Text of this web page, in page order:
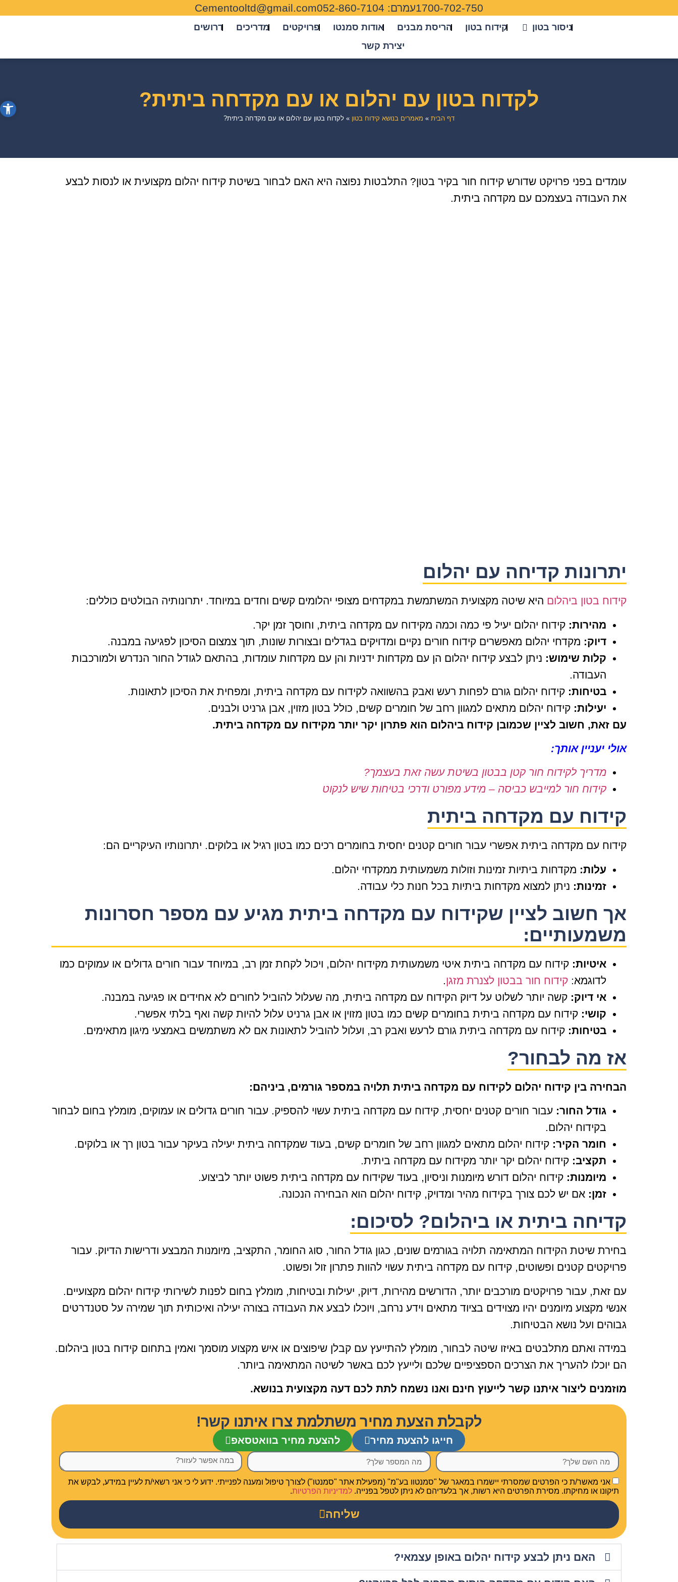
1700-702-750עמרם: 052-860-7104 Cementooltd@gmail.com
ניסור בטון קידוח בטון הריסת מבנים אודות סמנטו פרויקטים מדריכים
דרושים
יצירת קשר
לקדוח בטון עם יהלום או עם מקדחה ביתית?
דף הבית » מאמרים בנושא קידוח בטון » לקדוח בטון עם יהלום או עם מקדחה ביתית?
עומדים בפני פרויקט שדורש קידוח חור בקיר בטון? התלבטות נפוצה היא האם לבחור בשיטת קידוח יהלום מקצועית או לנסות לבצע
את העבודה בעצמכם עם מקדחה ביתית.
יתרונות קדיחה עם יהלום
קידוח בטון ביהלום היא שיטה מקצועית המשתמשת במקדחים מצופי יהלומים קשים וחדים במיוחד. יתרונותיה הבולטים כוללים:
מהירות: קידוח יהלום יעיל פי כמה וכמה מקידוח עם מקדחה ביתית, וחוסך זמן יקר.
דיוק: מקדחי יהלום מאפשרים קידוח חורים נקיים ומדויקים בגדלים ובצורות שונות, תוך צמצום הסיכון לפגיעה במבנה.
קלות שימוש: ניתן לבצע קידוח יהלום הן עם מקדחות ידניות והן עם מקדחות עומדות, בהתאם לגודל החור הנדרש ולמורכבות
העבודה.
בטיחות: קידוח יהלום גורם לפחות רעש ואבק בהשוואה לקידוח עם מקדחה ביתית, ומפחית את הסיכון לתאונות.
יעילות: קידוח יהלום מתאים למגוון רחב של חומרים קשים, כולל בטון מזוין, אבן גרניט ולבנים.
עם זאת, חשוב לציין שכמובן קידוח ביהלום הוא פתרון יקר יותר מקידוח עם מקדחה ביתית.
אולי יעניין אותך:
מדריך לקידוח חור קטן בבטון בשיטת עשה זאת בעצמך?
קידוח חור למייבש כביסה – מידע מפורט ודרכי בטיחות שיש לנקוט
קידוח עם מקדחה ביתית
קידוח עם מקדחה ביתית אפשרי עבור חורים קטנים יחסית בחומרים רכים כמו בטון רגיל או בלוקים. יתרונותיו העיקריים הם:
עלות: מקדחות ביתיות זמינות וזולות משמעותית ממקדחי יהלום.
זמינות: ניתן למצוא מקדחות ביתיות בכל חנות כלי עבודה.
אך חשוב לציין שקידוח עם מקדחה ביתית מגיע עם מספר חסרונות
משמעותיים:
איטיות: קידוח עם מקדחה ביתית איטי משמעותית מקידוח יהלום, ויכול לקחת זמן רב, במיוחד עבור חורים גדולים או עמוקים כמו
לדוגמא: קידוח חור בבטון לצנרת מזגן.
אי דיוק: קשה יותר לשלוט על דיוק הקידוח עם מקדחה ביתית, מה שעלול להוביל לחורים לא אחידים או פגיעה במבנה.
קושי: קידוח עם מקדחה ביתית בחומרים קשים כמו בטון מזוין או אבן גרניט עלול להיות קשה ואף בלתי אפשרי.
בטיחות: קידוח עם מקדחה ביתית גורם לרעש ואבק רב, ועלול להוביל לתאונות אם לא משתמשים באמצעי מיגון מתאימים.
אז מה לבחור?
הבחירה בין קידוח יהלום לקידוח עם מקדחה ביתית תלויה במספר גורמים, ביניהם:
גודל החור: עבור חורים קטנים יחסית, קידוח עם מקדחה ביתית עשוי להספיק. עבור חורים גדולים או עמוקים, מומלץ בחום לבחור
בקידוח יהלום.
חומר הקיר: קידוח יהלום מתאים למגוון רחב של חומרים קשים, בעוד שמקדחה ביתית יעילה בעיקר עבור בטון רך או בלוקים.
תקציב: קידוח יהלום יקר יותר מקידוח עם מקדחה ביתית.
מיומנות: קידוח יהלום דורש מיומנות וניסיון, בעוד שקידוח עם מקדחה ביתית פשוט יותר לביצוע.
זמן: אם יש לכם צורך בקידוח מהיר ומדויק, קידוח יהלום הוא הבחירה הנכונה.
קדיחה ביתית או ביהלום? לסיכום:
בחירת שיטת הקידוח המתאימה תלויה בגורמים שונים, כגון גודל החור, סוג החומר, התקציב, מיומנות המבצע ודרישות הדיוק. עבור
פרויקטים קטנים ופשוטים, קידוח עם מקדחה ביתית עשוי להוות פתרון זול ופשוט.
עם זאת, עבור פרויקטים מורכבים יותר, הדורשים מהירות, דיוק, יעילות ובטיחות, מומלץ בחום לפנות לשירותי קידוח יהלום מקצועיים.
אנשי מקצוע מיומנים יהיו מצוידים בציוד מתאים וידע נרחב, ויוכלו לבצע את העבודה בצורה יעילה ואיכותית תוך שמירה על סטנדרטים
גבוהים ועל נושא הבטיחות.
במידה ואתם מתלבטים באיזו שיטה לבחור, מומלץ להתייעץ עם קבלן שיפוצים או איש מקצוע מוסמך ואמין בתחום קידוח בטון ביהלום.
הם יוכלו להעריך את הצרכים הספציפיים שלכם ולייעץ לכם באשר לשיטה המתאימה ביותר.
מוזמנים ליצור איתנו קשר לייעוץ חינם ואנו נשמח לתת לכם דעה מקצועית בנושא.
לקבלת הצעת מחיר משתלמת צרו איתנו קשר!
חייגו להצעת מחיר להצעת מחיר בוואטסאפ
אני מאשר/ת כי הפרטים שמסרתי יישמרו במאגר של "סמנטוו בע"מ" (מפעילת אתר "סמנטו") לצורך טיפול ומענה לפנייתי. ידוע לי כי אני רשאי/ת לעיין במידע, לבקש את
תיקונו או מחיקתו. מסירת הפרטים היא רשות, אך בלעדיהם לא ניתן לטפל בפנייה. למדיניות הפרטיות
שליחה
האם ניתן לבצע קידוח יהלום באופן עצמאי?
פתח